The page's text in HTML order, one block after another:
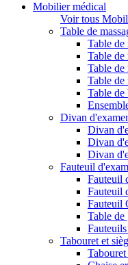
Mobilier médical
Voir tous
Table de
Table de
Table de
Table de
Table de
Table de
Divan
Divan
Divan
Divan
Fauteuil
Fauteuil
Fauteuil
Fauteuil
Table
Tabouret et